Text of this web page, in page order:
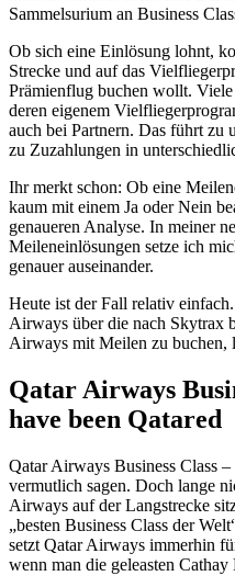
Sammelsurium an Business
Ob sich eine Einlösung lohnt,
Strecke und auf das
Prämienflug buchen wollt.
deren eigenem
auch bei Partnern. Das führt zu
zu Zuzahlungen in
Ihr merkt schon: Ob eine
kaum mit einem Ja oder Nein
genaueren Analyse. In meiner
Meileneinlösungen setze ich
genauer auseinander.
Heute ist der Fall relativ
Airways über die nach Skytrax
Airways mit Meilen zu buchen,
Qatar Airways
have been Qatared
Qatar Airways Business Class
vermutlich sagen. Doch lange
Airways auf der Langstrecke
„besten Business Class der
setzt Qatar Airways immerhin
wenn man die geleasten